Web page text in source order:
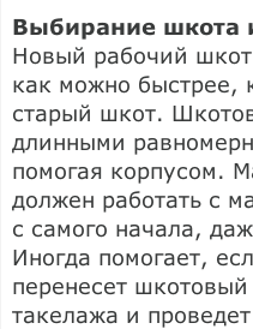
Выбирание шкота
Новый рабочий
как можно быстрее,
старый шкот.
длинными
помогая корпусом.
должен работать с
с самого начала,
Иногда помогает,
перенесет
такелажа и